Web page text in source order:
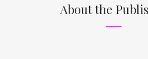
About the